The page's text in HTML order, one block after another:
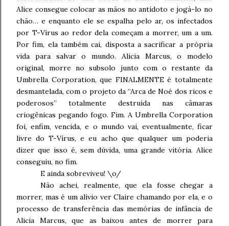
Alice consegue colocar as mãos no antídoto e jogá-lo no
chão… e enquanto ele se espalha pelo ar, os infectados
por T-Vírus ao redor dela começam a morrer, um a um.
Por fim, ela também cai, disposta a sacrificar a própria
vida para salvar o mundo. Alicia Marcus, o modelo
original, morre no subsolo junto com o restante da
Umbrella Corporation, que FINALMENTE é totalmente
desmantelada, com o projeto da “Arca de Noé dos ricos e
poderosos” totalmente destruída nas câmaras
criogênicas pegando fogo. Fim. A Umbrella Corporation
foi, enfim, vencida, e o mundo vai, eventualmente, ficar
livre do T-Vírus, e eu acho que qualquer um poderia
dizer que isso é, sem dúvida, uma grande vitória. Alice
conseguiu, no fim.
E ainda sobreviveu! \o/
Não achei, realmente, que ela fosse chegar a
morrer, mas é um alívio ver Claire chamando por ela, e o
processo de transferência das memórias de infância de
Alicia Marcus, que as baixou antes de morrer para